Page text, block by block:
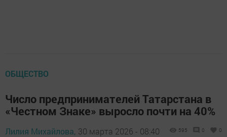
ОБЩЕСТВО
Число предпринимателей Татарстана в
«Честном Знаке» выросло почти на 40%
Лилия Михайлова, 30 марта 2026 - 08:40 595 0 0